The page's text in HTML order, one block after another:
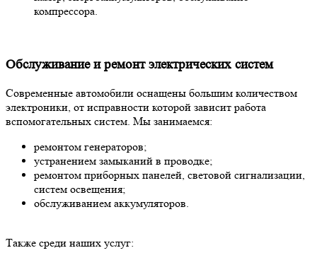
компрессора.
Обслуживание и ремонт электрических систем
Современные автомобили оснащены большим количеством
электроники, от исправности которой зависит работа
вспомогательных систем. Мы занимаемся:
ремонтом генераторов;
устранением замыканий в проводке;
ремонтом приборных панелей, световой сигнализации,
систем освещения;
обслуживанием аккумуляторов.
Также среди наших услуг: